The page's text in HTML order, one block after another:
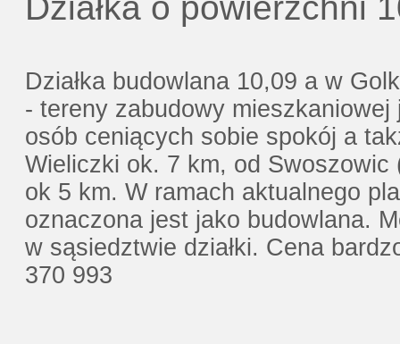
Działka budowlana 10,09 a w
- tereny zabudowy mieszkaniowej
osób ceniących sobie spokój a
Wieliczki ok. 7 km, od
ok 5 km. W ramach aktualnego
oznaczona jest jako budowlana.
w sąsiedztwie działki. Cena
370 993